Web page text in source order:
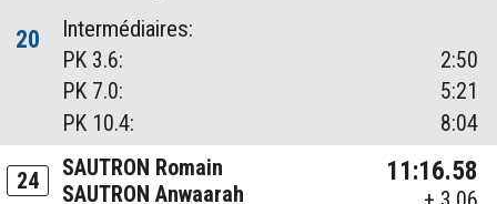
20
Intermédiaires:
PK 3.6:
2:50
PK 7.0:
5:21
PK 10.4:
8:04
24
SAUTRON Romain
SAUTRON Anwaarah
11:16.58